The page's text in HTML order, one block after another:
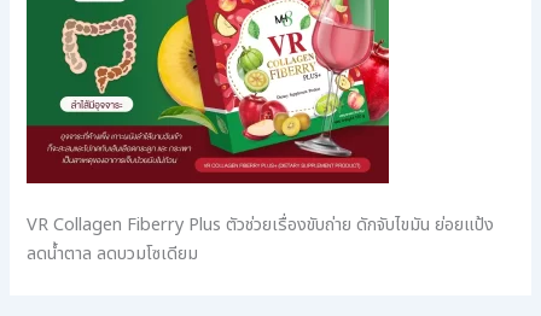
VR Collagen Fiberry Plus ตัวช่วยเรื่องขับถ่าย ดักจับไขมัน ย่อยแป้ง
ลดน้ำตาล ลดบวมโซเดียม